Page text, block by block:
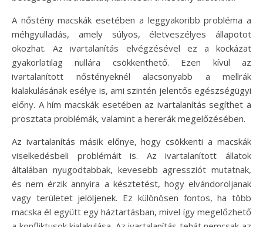
A nőstény macskák esetében a leggyakoribb probléma a
méhgyulladás, amely súlyos, életveszélyes állapotot
okozhat. Az ivartalanítás elvégzésével ez a kockázat
gyakorlatilag nullára csökkenthető. Ezen kívül az
ivartalanított nőstényeknél alacsonyabb a mellrák
kialakulásának esélye is, ami szintén jelentős egészségügyi
előny. A hím macskák esetében az ivartalanítás segíthet a
prosztata problémák, valamint a hererák megelőzésében.
Az ivartalanítás másik előnye, hogy csökkenti a macskák
viselkedésbeli problémáit is. Az ivartalanított állatok
általában nyugodtabbak, kevesebb agressziót mutatnak,
és nem érzik annyira a késztetést, hogy elvándoroljanak
vagy területet jelöljenek. Ez különösen fontos, ha több
macska él együtt egy háztartásban, mivel így megelőzhető